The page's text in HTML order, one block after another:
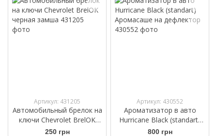
Артикул: 431205
Автомобильный брелок на
ключи Chevrolet BrelOK
черная замша
250 грн
Артикул: 430552
Ароматизатор в авто
Hurricane Black (standart)
Аромасаше на дефлектор
800 грн